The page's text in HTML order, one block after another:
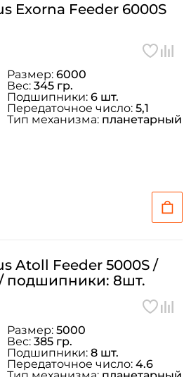
Exorna Feeder 6000S
Размер: 6000
Вес: 345 гр.
Подшипники: 6 шт.
Передаточное число: 5,1
Тип механизма: планетарный
Atoll Feeder 5000S /
/ подшипники: 8шт.
Размер: 5000
Вес: 385 гр.
Подшипники: 8 шт.
Передаточное число: 4.6